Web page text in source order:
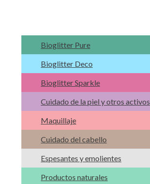
Bioglitter Pure
Bioglitter Deco
Bioglitter Sparkle
Cuidado de la piel y otros activos
Maquillaje
Cuidado del cabello
Espesantes y emolientes
Productos naturales